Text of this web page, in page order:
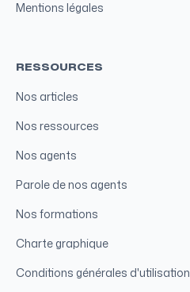
Mentions légales
RESSOURCES
Nos articles
Nos ressources
Nos agents
Parole de nos agents
Nos formations
Charte graphique
Conditions générales d'utilisation